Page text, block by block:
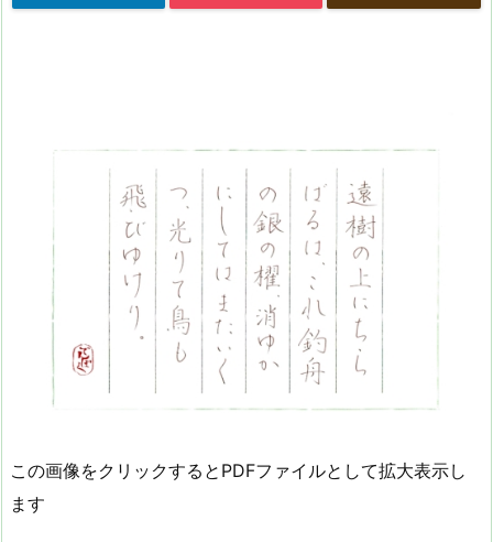
この画像をクリックするとPDFファイルとして拡大表示し
ます